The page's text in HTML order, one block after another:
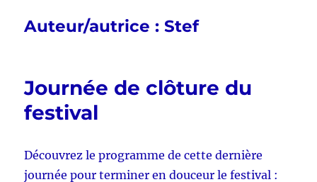
Auteur/autrice :Stef
Journée de clôture du
festival
Découvrez le programme de cette dernière
journée pour terminer en douceur le festival :